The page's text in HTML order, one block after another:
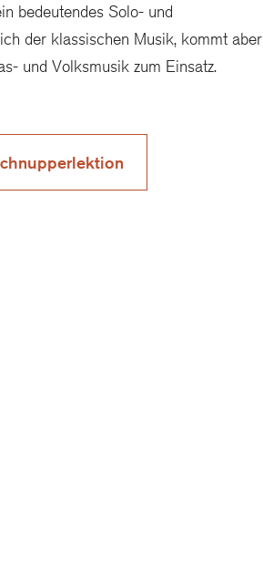
bedeutendes Solo- und
der klassischen Musik, kommt aber
und Volksmusik zum Einsatz.